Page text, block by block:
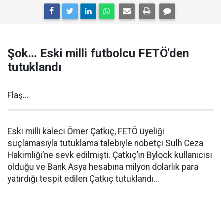
Şok... Eski milli futbolcu FETÖ'den
tutuklandı
Flaş...
Eski milli kaleci Ömer Çatkıç, FETÖ üyeliği
suçlamasıyla tutuklama talebiyle nöbetçi Sulh Ceza
Hakimliği’ne sevk edilmişti. Çatkıç’ın Bylock kullanıcısı
olduğu ve Bank Asya hesabına milyon dolarlık para
yatırdığı tespit edilen Çatkıç tutuklandı...